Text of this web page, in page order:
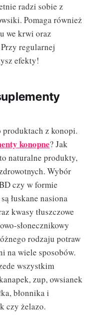
radzi sobie z
Pomaga również
we krwi oraz
regularnej
efekty!
produktach z konopi.
konopne? Jak
naturalne produkty,
Wybór
czy w formie
łuskane nasiona
kwasy tłuszczowe
słonecznikowy
rodzaju potraw
na wiele sposobów.
wszystkim
zup, owsianek
błonnika i
czy żelazo.